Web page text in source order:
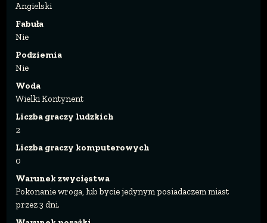
Angielski
Fabuła
Nie
Podziemia
Nie
Woda
Wielki Kontynent
Liczba graczy ludzkich
2
Liczba graczy komputerowych
0
Warunek zwycięstwa
Pokonanie wroga, lub bycie jedynym posiadaczem miast
przez 3 dni.